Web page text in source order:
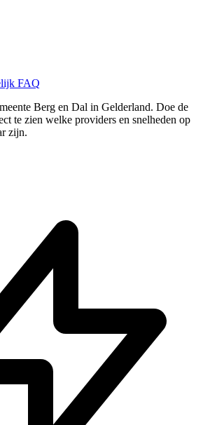
FAQ
Berg en Dal in Gelderland. Doe de
te zien welke providers en snelheden op
zijn.